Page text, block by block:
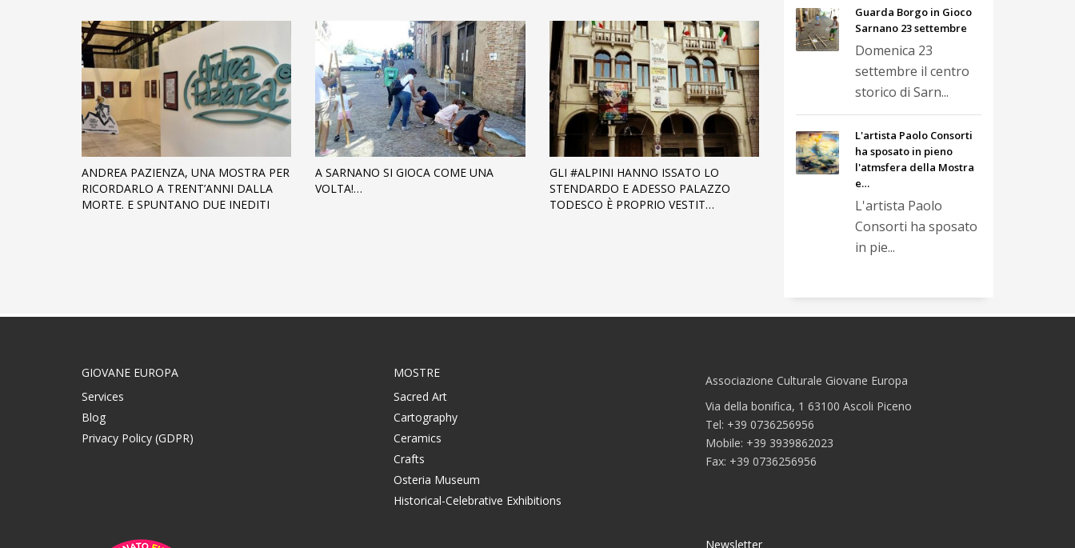
ANDREA PAZIENZA, UNA MOSTRA PER
RICORDARLO A TRENT’ANNI DALLA
MORTE. E SPUNTANO DUE INEDITI
A SARNANO SI GIOCA COME UNA
VOLTA!…
GLI #ALPINI HANNO ISSATO LO
STENDARDO E ADESSO PALAZZO
TODESCO È PROPRIO VESTIT…
Guarda Borgo in Gioco
Sarnano 23 settembre
Domenica 23
settembre il centro
storico di Sarn...
L'artista Paolo Consorti
ha sposato in pieno
l'atmsfera della Mostra
e…
L'artista Paolo
Consorti ha sposato
in pie...
GIOVANE EUROPA
Services
Blog
Privacy Policy (GDPR)
MOSTRE
Sacred Art
Cartography
Ceramics
Crafts
Osteria Museum
Historical-Celebrative Exhibitions
Associazione Culturale Giovane Europa
Via della bonifica, 1 63100 Ascoli Piceno
Tel: +39 0736256956
Mobile: +39 3939862023
Fax: +39 0736256956
Newsletter